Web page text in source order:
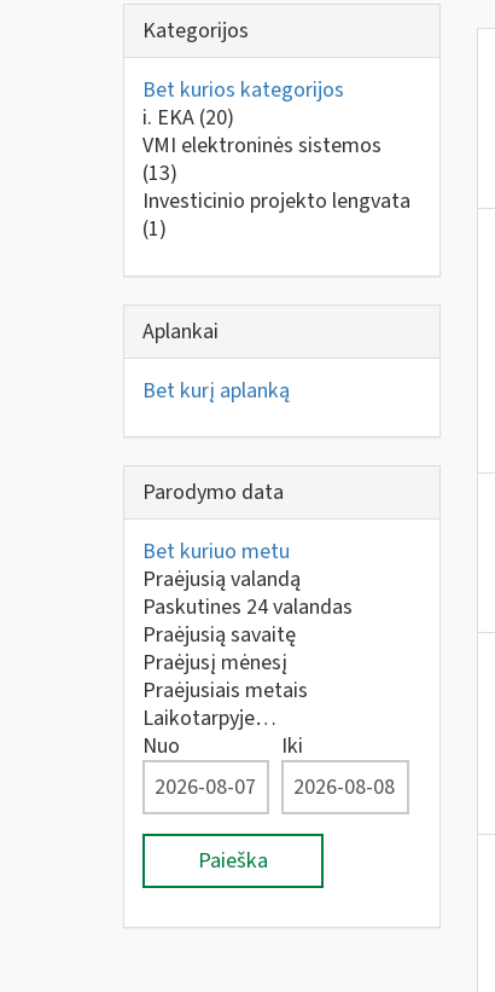
Kategorijos
Bet kurios kategorijos
i. EKA (20)
VMI elektroninės sistemos
(13)
Investicinio projekto lengvata
(1)
Aplankai
Bet kurį aplanką
Parodymo data
Bet kuriuo metu
Praėjusią valandą
Paskutines 24 valandas
Praėjusią savaitę
Praėjusį mėnesį
Praėjusiais metais
Laikotarpyje…
Nuo
Iki
Paieška